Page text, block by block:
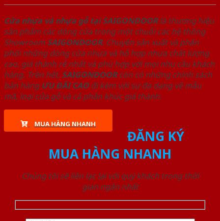
Cửa nhựa và nhựa gỗ tại SAIGONDOORlà thương hiệu
sản phẩm các dòng cửa trong một chuỗi các hệ thống
Showroom SAIGONDOOR. Chuyên sản xuất và phân
phối những dòng cửa nhựa và hỗ hợp nhựa chất lượng
cao, giá thành rẻ nhất và phù hợp với mọi nhu cầu khách
hàng. Trên hết, SAIGONDOORcòn có những chính sách
bán hàng ƯU ĐÃI CAOđi kèm với sự đa dạng về mẫu
mã, loại cửa gỗ và cả phân khúc giá thành.
MUA HÀNG NHANH
ĐĂNG KÝ
MUA HÀNG NHANH
Chúng tôi sẽ liên lạc lại với quý khách trong thời
gian ngắn nhất